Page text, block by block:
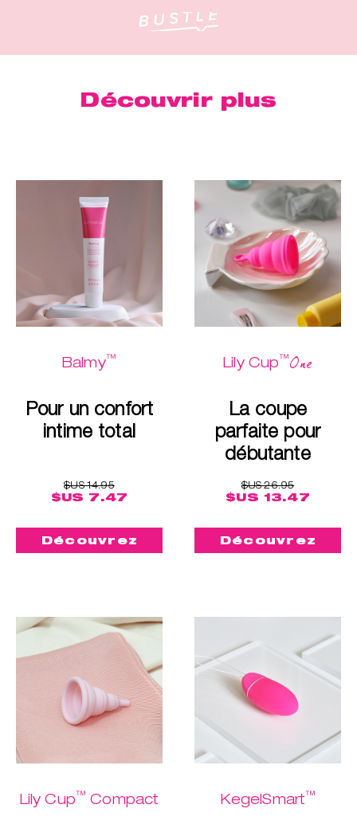
Découvrir plus
Balmy™
Pour un confort
intime total
$US 14.95
$US 7.47
Découvrez
Lily Cup™One
La coupe
parfaite pour
débutante
$US 26.95
$US 13.47
Découvrez
Lily Cup™ Compact KegelSmart™